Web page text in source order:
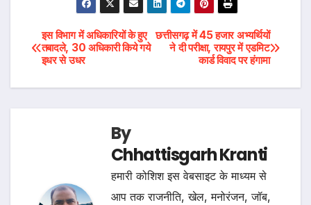
Post
navigation
छत्तीसगढ़ में 45 हजार अभ्यर्थियों
ने दी परीक्षा, रायपुर में एडमिट
कार्ड विवाद पर हंगामा
इस विभाग में अधिकारियों के हुए
तबादले, 30 अधिकारी किये गये
इधर से उधर
By
Chhattisgarh Kranti
हमारी कोशिश इस वेबसाइट के माध्यम से
आप तक राजनीति, खेल, मनोरंजन, जॉब,